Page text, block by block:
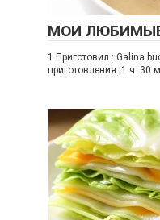
МОИ
1 Приготовил :
приготовления: 1 ч. 30